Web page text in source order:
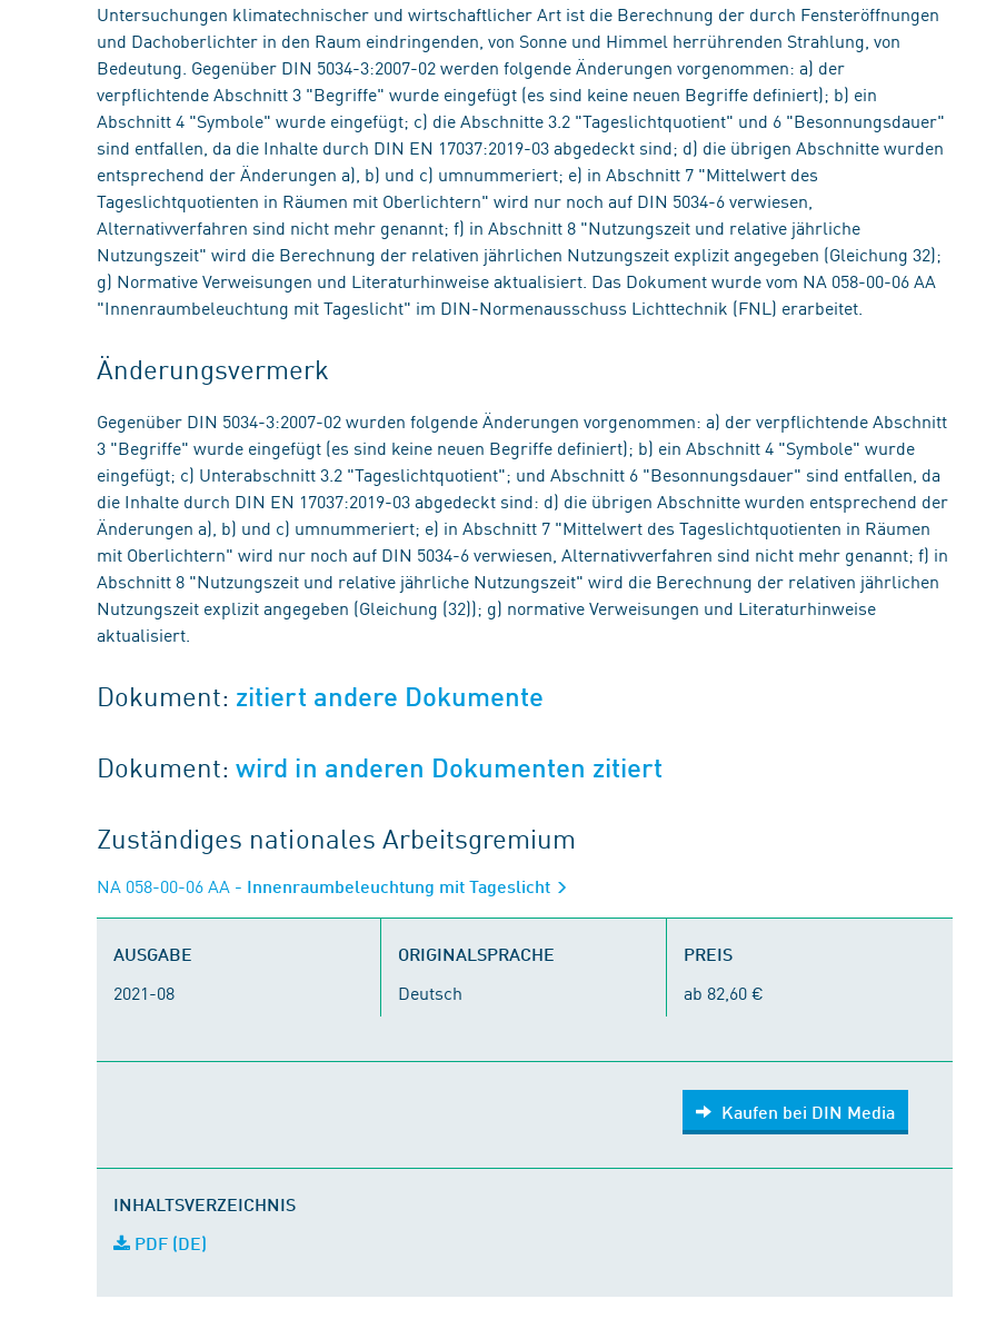
Untersuchungen klimatechnischer und wirtschaftlicher Art ist die Berechnung der durch Fensteröffnungen
und Dachoberlichter in den Raum eindringenden, von Sonne und Himmel herrührenden Strahlung, von
Bedeutung. Gegenüber DIN 5034-3:2007-02 werden folgende Änderungen vorgenommen: a) der
verpflichtende Abschnitt 3 "Begriffe" wurde eingefügt (es sind keine neuen Begriffe definiert); b) ein
Abschnitt 4 "Symbole" wurde eingefügt; c) die Abschnitte 3.2 "Tageslichtquotient" und 6 "Besonnungsdauer"
sind entfallen, da die Inhalte durch DIN EN 17037:2019-03 abgedeckt sind; d) die übrigen Abschnitte wurden
entsprechend der Änderungen a), b) und c) umnummeriert; e) in Abschnitt 7 "Mittelwert des
Tageslichtquotienten in Räumen mit Oberlichtern" wird nur noch auf DIN 5034-6 verwiesen,
Alternativverfahren sind nicht mehr genannt; f) in Abschnitt 8 "Nutzungszeit und relative jährliche
Nutzungszeit" wird die Berechnung der relativen jährlichen Nutzungszeit explizit angegeben (Gleichung 32);
g) Normative Verweisungen und Literaturhinweise aktualisiert. Das Dokument wurde vom NA 058-00-06 AA
"Innenraumbeleuchtung mit Tageslicht" im DIN-Normenausschuss Lichttechnik (FNL) erarbeitet.
Änderungsvermerk
Gegenüber DIN 5034-3:2007-02 wurden folgende Änderungen vorgenommen: a) der verpflichtende Abschnitt
3 "Begriffe" wurde eingefügt (es sind keine neuen Begriffe definiert); b) ein Abschnitt 4 "Symbole" wurde
eingefügt; c) Unterabschnitt 3.2 "Tageslichtquotient"; und Abschnitt 6 "Besonnungsdauer" sind entfallen, da
die Inhalte durch DIN EN 17037:2019-03 abgedeckt sind: d) die übrigen Abschnitte wurden entsprechend der
Änderungen a), b) und c) umnummeriert; e) in Abschnitt 7 "Mittelwert des Tageslichtquotienten in Räumen
mit Oberlichtern" wird nur noch auf DIN 5034-6 verwiesen, Alternativverfahren sind nicht mehr genannt; f) in
Abschnitt 8 "Nutzungszeit und relative jährliche Nutzungszeit" wird die Berechnung der relativen jährlichen
Nutzungszeit explizit angegeben (Gleichung (32)); g) normative Verweisungen und Literaturhinweise
aktualisiert.
Dokument: zitiert andere Dokumente
Dokument:wird in anderen Dokumenten zitiert
Zuständiges nationales Arbeitsgremium
NA 058-00-06 AA - Innenraumbeleuchtung mit Tageslicht
AUSGABE
2021-08
ORIGINALSPRACHE
Deutsch
PREIS
ab 82,60 €
Kaufen bei DIN Media
INHALTSVERZEICHNIS
PDF (DE)